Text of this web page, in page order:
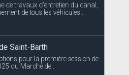
de travaux d’entretien du canal,
de tous les véhicules...
Saint-Barth
pour la première session de
du Marché de...